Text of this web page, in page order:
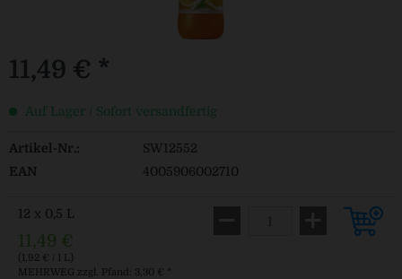
11,49 € *
Auf Lager / Sofort versandfertig
Artikel-Nr.:
SW12552
EAN
4005906002710
12 x 0,5 L
11,49 €
(1,92 € / 1 L)
MEHRWEG zzgl. Pfand: 3,30 € *